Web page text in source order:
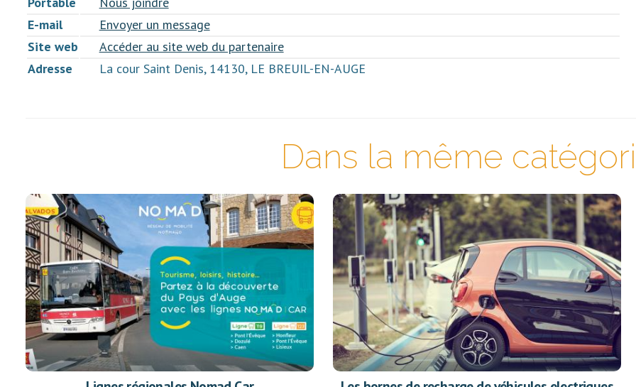
E-mail
Envoyer un message
Site web
Accéder au site web du partenaire
Adresse
La cour Saint Denis, 14130, LE BREUIL-EN-AUGE
Dans la même